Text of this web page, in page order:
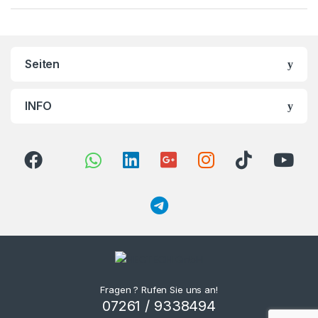
Seiten
INFO
Fragen ? Rufen Sie uns an!
07261 / 9338494